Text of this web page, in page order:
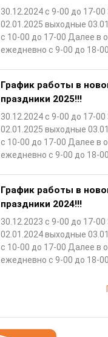
30.12.2024 с 9-00 до 17-00
02.01.2025 выходные
с 10-00 до 17-00 Далее в
ежедневно с 9-00 до 18-00.
График работы в
праздники 2025!!!
30.12.2024 с 9-00 до 17-00
02.01.2025 выходные
с 10-00 до 17-00 Далее в
ежедневно с 9-00 до 18-00.
График работы в
праздники 2024!!!
30.12.2023 с 9-00 до 17-00
02.01.2024 выходные
с 10-00 до 17-00 Далее в
ежедневно с 9-00 до 18-00.